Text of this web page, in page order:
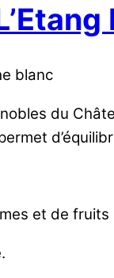
blanc
du
et de fruits